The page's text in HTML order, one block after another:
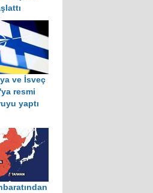
ve İsveç
resmi
yaptı